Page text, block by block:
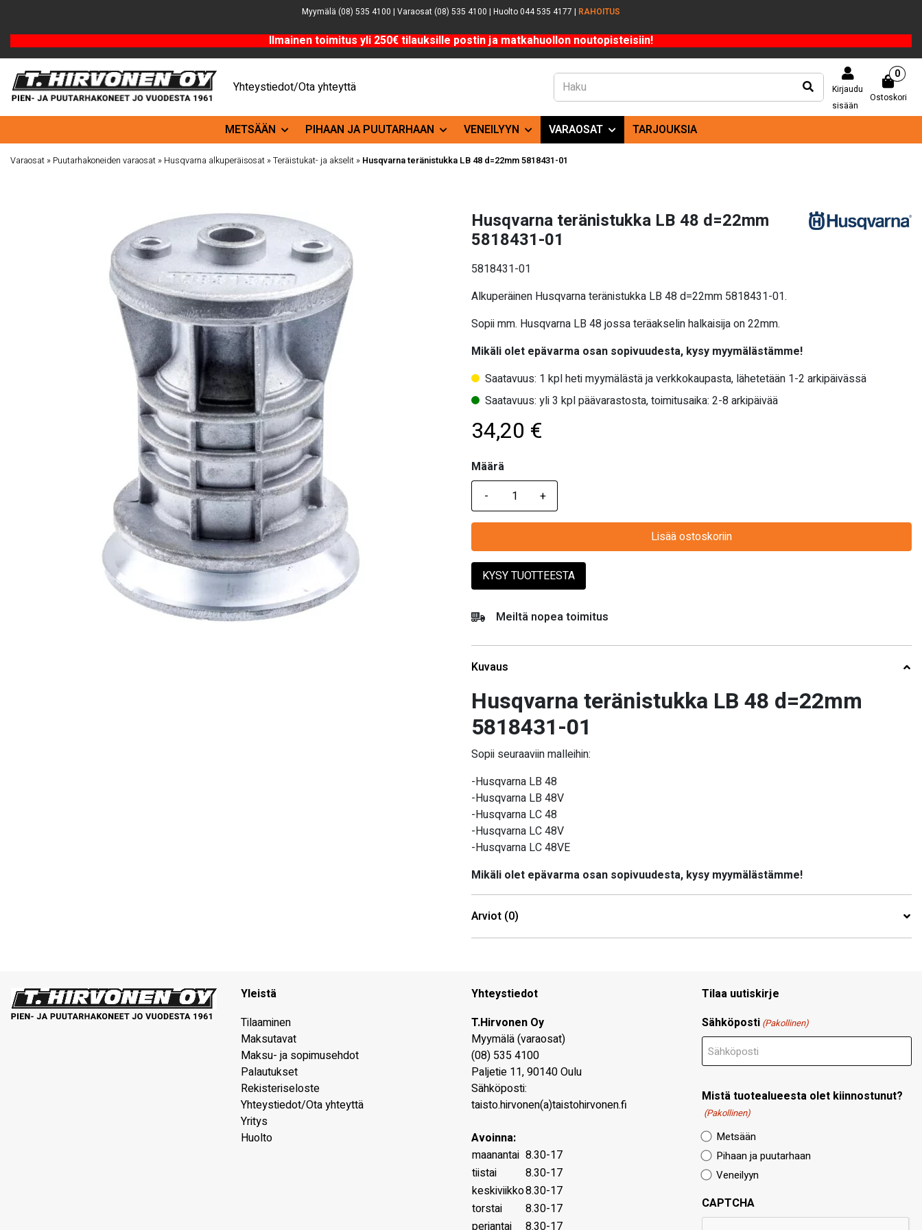
Myymälä (08) 535 4100 | Varaosat (08) 535 4100 | Huolto 044 535 4177 | RAHOITUS
Ilmainen toimitus yli 250€ tilauksille postin ja matkahuollon noutopisteisiin!
Yhteystiedot/Ota yhteyttä
Kirjaudu
sisään
Ostoskori
0
METSÄÄN PIHAAN JA PUUTARHAAN VENEILYYN VARAOSAT TARJOUKSIA
Varaosat » Puutarhakoneiden varaosat » Husqvarna alkuperäisosat »Teräistukat- ja akselit » Husqvarna teränistukka LB 48 d=22mm 5818431-01
Husqvarna teränistukka LB 48 d=22mm
5818431-01
5818431-01
Alkuperäinen Husqvarna teränistukka LB 48 d=22mm 5818431-01.
Sopii mm. Husqvarna LB 48 jossa teräakselin halkaisija on 22mm.
Mikäli olet epävarma osan sopivuudesta, kysy myymälästämme!
Saatavuus: 1 kpl heti myymälästä ja verkkokaupasta, lähetetään 1-2 arkipäivässä
Saatavuus: yli 3 kpl päävarastosta, toimitusaika: 2-8 arkipäivää
34,20 €
Määrä
Määrä
Lisää ostoskoriin
KYSY TUOTTEESTA
Meiltä nopea toimitus
Kuvaus
Husqvarna teränistukka LB 48 d=22mm
5818431-01
Sopii seuraaviin malleihin:
-Husqvarna LB 48
-Husqvarna LB 48V
-Husqvarna LC 48
-Husqvarna LC 48V
-Husqvarna LC 48VE
Mikäli olet epävarma osan sopivuudesta, kysy myymälästämme!
Arviot (0)
Yleistä
Tilaaminen
Maksutavat
Maksu- ja sopimusehdot
Palautukset
Rekisteriseloste
Yhteystiedot/Ota yhteyttä
Yritys
Huolto
Yhteystiedot
T.Hirvonen Oy
Myymälä (varaosat)
(08) 535 4100
Paljetie 11,90140Oulu
Sähköposti:
taisto.hirvonen(a)taistohirvonen.fi
Avoinna:
maanantai 8.30-17
tiistai
8.30-17
keskiviikko8.30-17
torstai
8.30-17
perjantai
8.30-17
Tilaa uutiskirje
Sähköposti (Pakollinen)
Mistä tuotealueesta olet kiinnostunut?
(Pakollinen)
Metsään
Pihaan ja puutarhaan
Veneilyyn
CAPTCHA